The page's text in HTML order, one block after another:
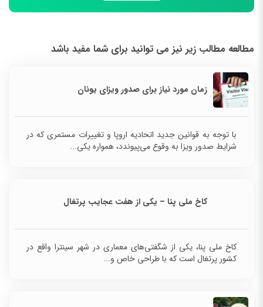
مطالعه مطالب زیر نیز می توانید برای شما مفید باشد
زمان مورد نیاز برای صدور ویزای یونان
با توجه به قوانین جدید اتحادیه اروپا و تغییرات مستمری که در
شرایط صدور ویزا به وقوع می‌پیوندد، همواره یکی...
کاخ ملی پنا – یکی از هفت عجایب پرتغال
کاخ ملی پنا، یکی از شگفتی‌های معماری در شهر سینترا
واقع در کشور پرتغال است که با طراحی خاص و...